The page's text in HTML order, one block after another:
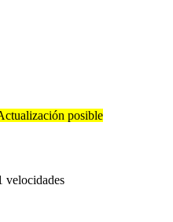
posible
velocidades